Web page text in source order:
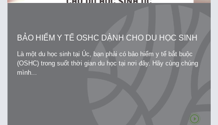
BẢO HIỂM Y TẾ OSHC DÀNH CHO DU HỌC SINH
ÚC
Là một du học sinh tại Úc, bạn phải có bảo hiểm y tế bắt buộc
(OSHC) trong suốt thời gian du học tại nơi đây. Hãy cùng chúng
mình...